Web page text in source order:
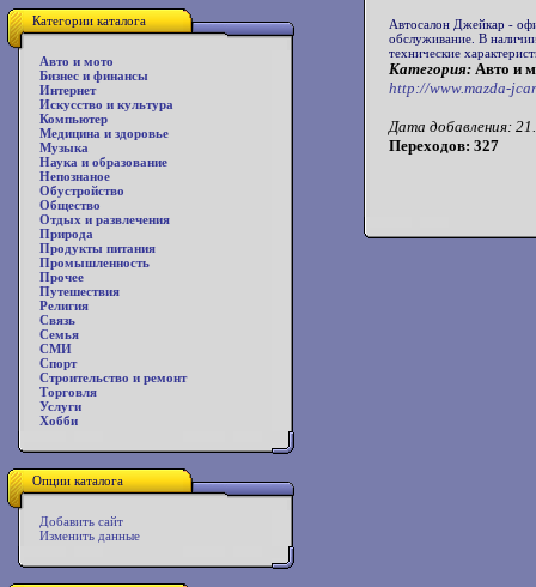
Категории каталога
Авто и мото
Бизнес и финансы
Интернет
Искусство и культура
Компьютер
Медицина и здоровье
Музыка
Наука и образование
Непознаное
Обустройство
Общество
Отдых и развлечения
Природа
Продукты питания
Промышленность
Прочее
Путешествия
Религия
Связь
Семья
СМИ
Спорт
Строительство и ремонт
Торговля
Услуги
Хобби
Опции каталога
Добавить сайт
Изменить данные
Автосалон Джейкар -
обслуживание. В
технические
Категория: Авто и
http://www.mazda-
Дата добавления:
Переходов: 327